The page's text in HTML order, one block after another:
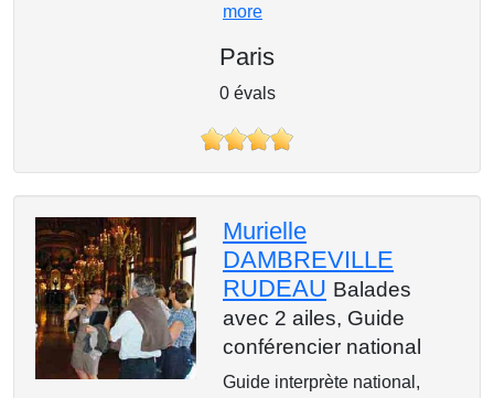
more
Paris
0 évals
Murielle
DAMBREVILLE
RUDEAU Balades
avec 2 ailes, Guide
conférencier national
Guide interprète national,